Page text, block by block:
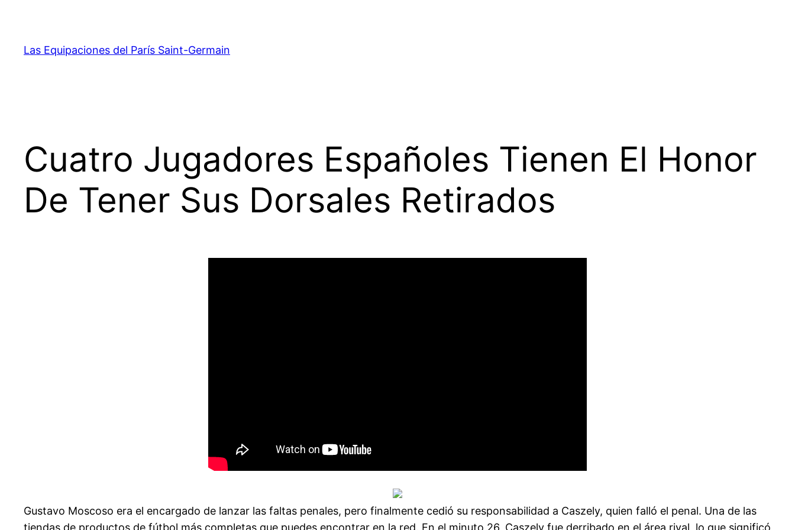
contenido
Las Equipaciones del París Saint-Germain
Cuatro Jugadores Españoles Tienen El Honor
De Tener Sus Dorsales Retirados
Gustavo Moscoso era el encargado de lanzar las faltas penales, pero finalmente cedió su responsabilidad a Caszely, quien falló el penal. Una de las
tiendas de productos de fútbol más completas que puedes encontrar en la red. En el minuto 26, Caszely fue derribado en el área rival, lo que significó